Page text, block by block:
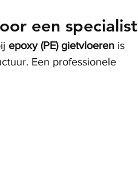
een specialist
epoxy (PE) gietvloeren is
Een professionele